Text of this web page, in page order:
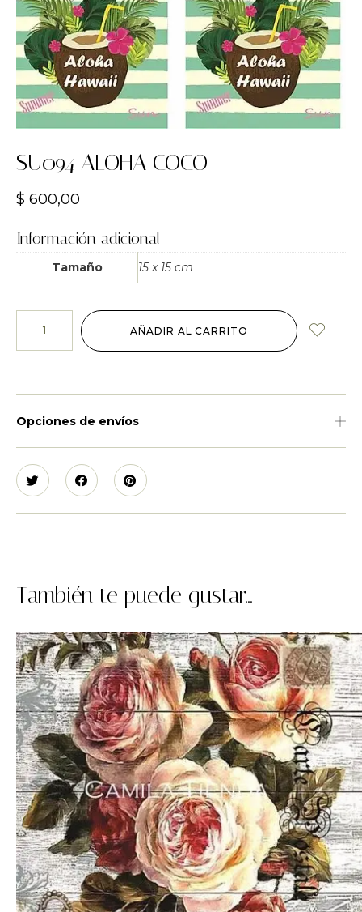
SU094 ALOHA COCO
$ 600,00
Información adicional
Tamaño 15 x 15 cm
AÑADIR AL CARRITO
Opciones de envíos
También te puede gustar...